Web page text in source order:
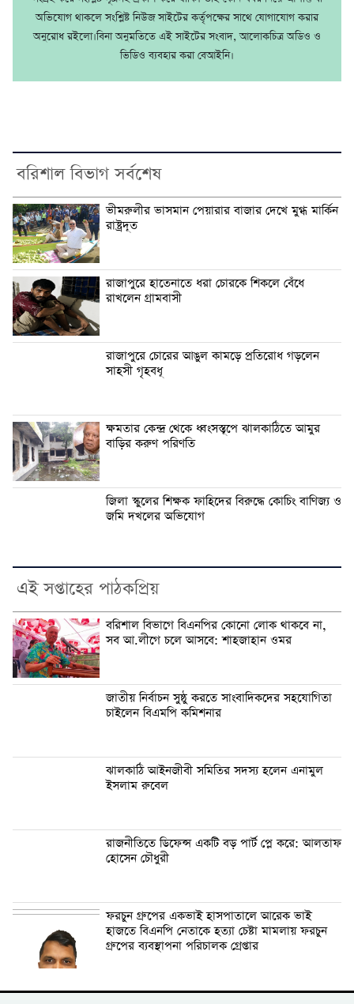
অভিযোগ থাকলে সংশ্লিষ্ট নিউজ সাইটের কর্তৃপক্ষের সাথে যোগাযোগ করার
অনুরোধ রইলো।বিনা অনুমতিতে এই সাইটের সংবাদ, আলোকচিত্র অডিও ও
ভিডিও ব্যবহার করা বেআইনি।
বরিশাল বিভাগ সর্বশেষ
ভীমরুলীর ভাসমান পেয়ারার বাজার দেখে মুগ্ধ মার্কিন
রাষ্ট্রদূত
রাজাপুরে হাতেনাতে ধরা চোরকে শিকলে বেঁধে
রাখলেন গ্রামবাসী
রাজাপুরে চোরের আঙুল কামড়ে প্রতিরোধ গড়লেন
সাহসী গৃহবধূ
ক্ষমতার কেন্দ্র থেকে ধ্বংসস্তূপে ঝালকাঠিতে আমুর
বাড়ির করুণ পরিণতি
জিলা স্কুলের শিক্ষক ফাহিদের বিরুদ্ধে কোচিং বাণিজ্য ও
জমি দখলের অভিযোগ
এই সপ্তাহের পাঠকপ্রিয়
বরিশাল বিভাগে বিএনপির কোনো লোক থাকবে না,
সব আ.লীগে চলে আসবে: শাহজাহান ওমর
জাতীয় নির্বাচন সুষ্ঠু করতে সাংবাদিকদের সহযোগিতা
চাইলেন বিএমপি কমিশনার
ঝালকাঠি আইনজীবী সমিতির সদস্য হলেন এনামুল
ইসলাম রুবেল
রাজনীতিতে ডিফেন্স একটি বড় পার্ট প্লে করে: আলতাফ
হোসেন চৌধুরী
ফরচুন গ্রুপের একভাই হাসপাতালে আরেক ভাই
হাজতে বিএনপি নেতাকে হত্যা চেষ্টা মামলায় ফরচুন
গ্রুপের ব্যবস্থাপনা পরিচালক গ্রেপ্তার